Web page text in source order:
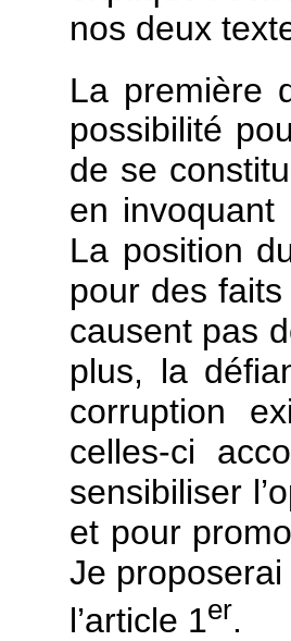
nos deux
La première
possibilité
de se
en invoquant
La position
pour des
causent pas
plus, la
corruption
celles-ci
sensibiliser
et pour
Je
l’article 1er.